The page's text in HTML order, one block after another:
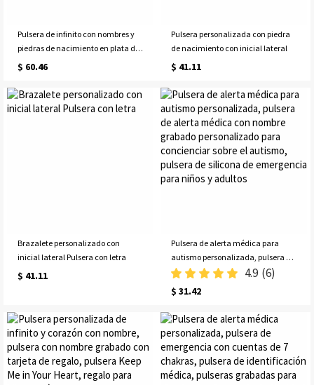
Pulsera de infinito con nombres y
piedras de nacimiento en plata de
ley
$ 60.46
Pulsera personalizada con piedra
de nacimiento con inicial lateral
$ 41.11
Brazalete personalizado con
inicial lateral Pulsera con letra
$ 41.11
Pulsera de alerta médica para
autismo personalizada, pulsera de
alerta médica con nombre
grabado personalizado para
concienciar sobre el autismo,
pulsera de silicona de emergencia
para niños y adultos
4.9 (6)
$ 31.42